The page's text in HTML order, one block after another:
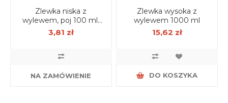
Zlewka niska z
wylewem, poj 100 ml,
borokrzem
3,81 zł
NA ZAMÓWIENIE
Zlewka wysoka z
wylewem 1000 ml
15,62 zł
DO KOSZYKA